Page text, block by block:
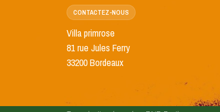
CONTACTEZ-NOUS
Villa primrose
81 rue Jules Ferry
33200 Bordeaux